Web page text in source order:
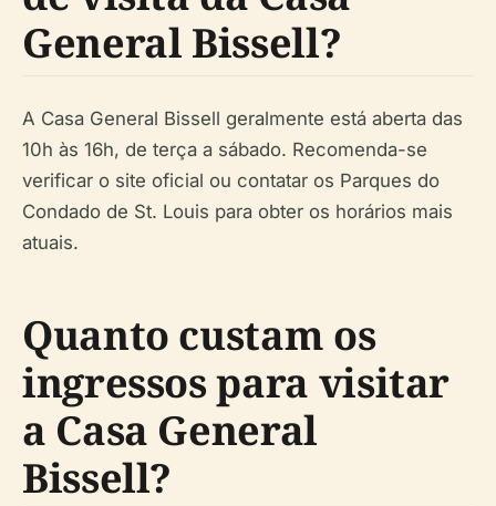
General Bissell?
A Casa General Bissell geralmente está aberta das
10h às 16h, de terça a sábado. Recomenda-se
verificar o site oficial ou contatar os Parques do
Condado de St. Louis para obter os horários mais
atuais.
Quanto custam os
ingressos para visitar
a Casa General
Bissell?